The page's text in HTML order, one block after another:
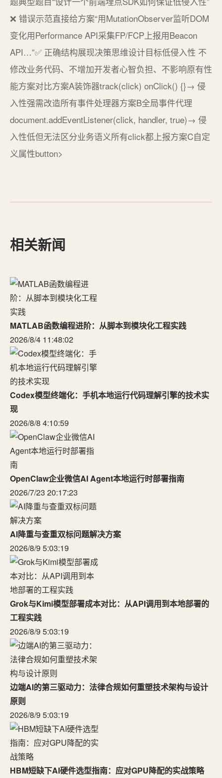
❌ 错误示范直接给方案“用MutationObserver监听DOM
变化用Performance API采集FP/FCP上报用Beacon
API…”✅ 正确结构展现决策思维设计目标低侵入性 不
修改业务代码、不增加开发者心智负担、不影响原有性
能方案对比方案A装饰器track(click) onClick() {}→ 侵
入性强需改造所有事件处理器方案B全局事件代理
document.addEventListener(click, handler, true)→ 侵
入性低但无法区分业务语义所有click都上报方案C自定
义属性button>
相关新闻
MATLAB函数编程进阶：从脚本到模块化工程实践
2026/8/4 11:48:02
Codex模型终端化：手机本地运行代码理解引擎的技术实
现
2026/8/8 4:10:59
OpenClaw企业微信AI Agent本地运行时部署指南
2026/7/23 20:17:23
AI降重与查重双标问题解决方案
2026/8/9 5:03:19
Grok与Kimi模型部署成本对比：从API调用到本地部署的
工程实践
2026/8/9 5:03:19
边端AI的第三驱动力：法律合规如何重塑技术架构与设计
原则
2026/8/9 5:03:19
HBM短缺下AI硬件选型指南：应对GPU降配的实战策略